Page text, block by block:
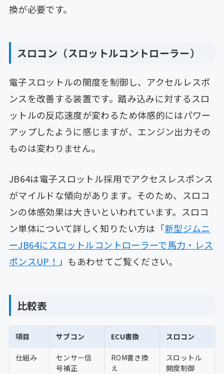
換が必要です。
スロコン（スロットルコントローラー）
電子スロットルの開度を制御し、アクセルレスポ
ンスを改善する装置です。踏み込みに対するスロ
ットルの反応速度が変わるため体感的にはパワー
アップしたように感じますが、エンジン出力その
ものは変わりません。
JB64は電子スロットル採用でアクセスレスポンス
がマイルドな傾向があります。そのため、スロコ
ンの体感効果は大きいといわれています。スロコ
ン単体について詳しく知りたい方は「新型ジムニ
ーJB64にスロットルコントローラーで馬力・レス
ポンスUP！ 」もあわせてご覧ください。
比較表
項目 サブコン ECU書換 スロコン
仕組み
センサー信
号補正
ROM書き換
え
スロットル
開度制御